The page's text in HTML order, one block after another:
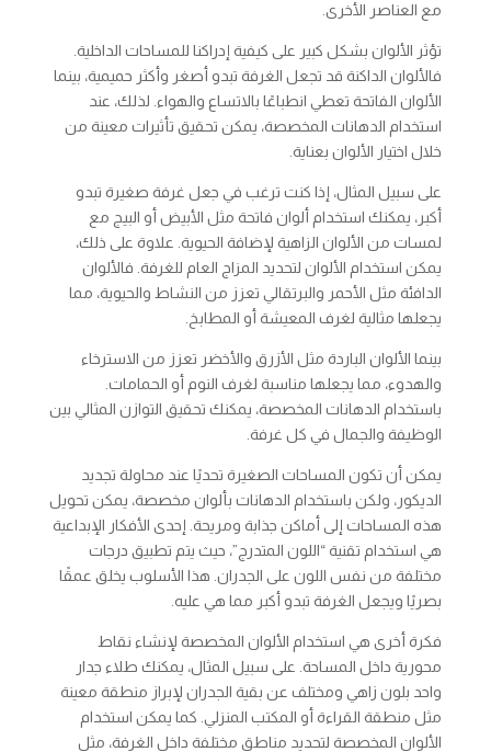
مع العناصر الأخرى.
تؤثر الألوان بشكل كبير على كيفية إدراكنا للمساحات الداخلية.
فالألوان الداكنة قد تجعل الغرفة تبدو أصغر وأكثر حميمية، بينما
الألوان الفاتحة تعطي انطباعًا بالاتساع والهواء. لذلك، عند
استخدام الدهانات المخصصة، يمكن تحقيق تأثيرات معينة من
خلال اختيار الألوان بعناية.
على سبيل المثال، إذا كنت ترغب في جعل غرفة صغيرة تبدو
أكبر، يمكنك استخدام ألوان فاتحة مثل الأبيض أو البيج مع
لمسات من الألوان الزاهية لإضافة الحيوية. علاوة على ذلك،
يمكن استخدام الألوان لتحديد المزاج العام للغرفة. فالألوان
الدافئة مثل الأحمر والبرتقالي تعزز من النشاط والحيوية، مما
يجعلها مثالية لغرف المعيشة أو المطابخ.
بينما الألوان الباردة مثل الأزرق والأخضر تعزز من الاسترخاء
والهدوء، مما يجعلها مناسبة لغرف النوم أو الحمامات.
باستخدام الدهانات المخصصة، يمكنك تحقيق التوازن المثالي بين
الوظيفة والجمال في كل غرفة.
يمكن أن تكون المساحات الصغيرة تحديًا عند محاولة تجديد
الديكور، ولكن باستخدام الدهانات بألوان مخصصة، يمكن تحويل
هذه المساحات إلى أماكن جذابة ومريحة. إحدى الأفكار الإبداعية
هي استخدام تقنية “اللون المتدرج”، حيث يتم تطبيق درجات
مختلفة من نفس اللون على الجدران. هذا الأسلوب يخلق عمقًا
بصريًا ويجعل الغرفة تبدو أكبر مما هي عليه.
فكرة أخرى هي استخدام الألوان المخصصة لإنشاء نقاط
محورية داخل المساحة. على سبيل المثال، يمكنك طلاء جدار
واحد بلون زاهي ومختلف عن بقية الجدران لإبراز منطقة معينة
مثل منطقة القراءة أو المكتب المنزلي. كما يمكن استخدام
الألوان المخصصة لتحديد مناطق مختلفة داخل الغرفة، مثل